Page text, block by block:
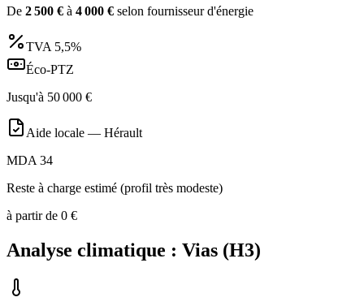
De 2 500 € à 4 000 € selon fournisseur d'énergie
TVA 5,5%
Éco-PTZ
Jusqu'à 50 000 €
Aide locale — Hérault
MDA 34
Reste à charge estimé (profil très modeste)
à partir de 0 €
Analyse climatique : Vias (H3)